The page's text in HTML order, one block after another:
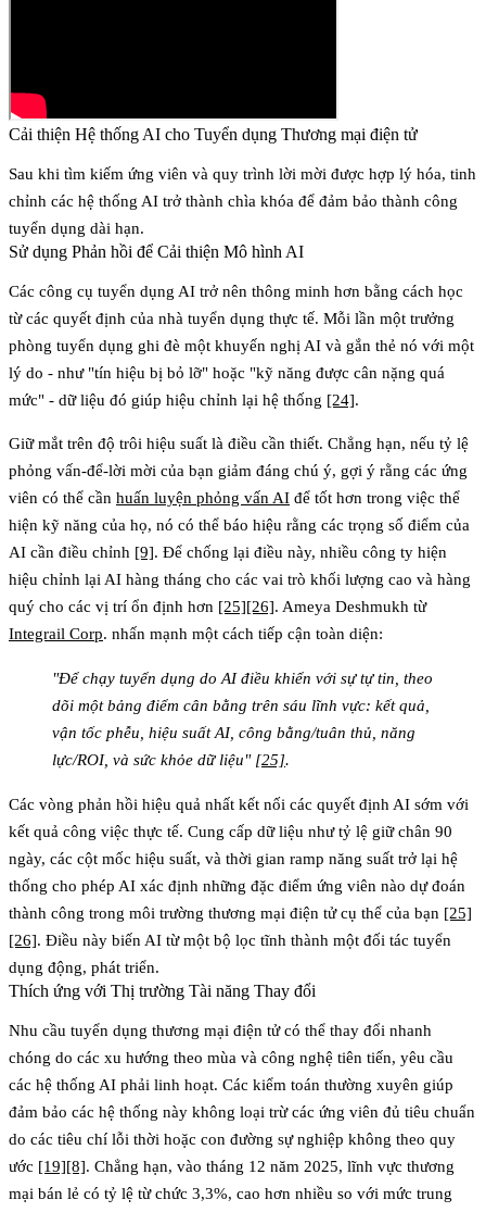
Cải thiện Hệ thống AI cho Tuyển dụng Thương mại điện tử
Sau khi tìm kiếm ứng viên và quy trình lời mời được hợp lý hóa, tinh
chỉnh các hệ thống AI trở thành chìa khóa để đảm bảo thành công
tuyển dụng dài hạn.
Sử dụng Phản hồi để Cải thiện Mô hình AI
Các công cụ tuyển dụng AI trở nên thông minh hơn bằng cách học
từ các quyết định của nhà tuyển dụng thực tế. Mỗi lần một trưởng
phòng tuyển dụng ghi đè một khuyến nghị AI và gắn thẻ nó với một
lý do - như "tín hiệu bị bỏ lỡ" hoặc "kỹ năng được cân nặng quá
mức" - dữ liệu đó giúp hiệu chỉnh lại hệ thống [24].
Giữ mắt trên độ trôi hiệu suất là điều cần thiết. Chẳng hạn, nếu tỷ lệ
phỏng vấn-để-lời mời của bạn giảm đáng chú ý, gợi ý rằng các ứng
viên có thể cần huấn luyện phỏng vấn AI để tốt hơn trong việc thể
hiện kỹ năng của họ, nó có thể báo hiệu rằng các trọng số điểm của
AI cần điều chỉnh [9]. Để chống lại điều này, nhiều công ty hiện
hiệu chỉnh lại AI hàng tháng cho các vai trò khối lượng cao và hàng
quý cho các vị trí ổn định hơn [25][26]. Ameya Deshmukh từ
Integrail Corp. nhấn mạnh một cách tiếp cận toàn diện:
"Để chạy tuyển dụng do AI điều khiển với sự tự tin, theo
dõi một bảng điểm cân bằng trên sáu lĩnh vực: kết quả,
vận tốc phễu, hiệu suất AI, công bằng/tuân thủ, năng
lực/ROI, và sức khỏe dữ liệu" [25].
Các vòng phản hồi hiệu quả nhất kết nối các quyết định AI sớm với
kết quả công việc thực tế. Cung cấp dữ liệu như tỷ lệ giữ chân 90
ngày, các cột mốc hiệu suất, và thời gian ramp năng suất trở lại hệ
thống cho phép AI xác định những đặc điểm ứng viên nào dự đoán
thành công trong môi trường thương mại điện tử cụ thể của bạn [25]
[26]. Điều này biến AI từ một bộ lọc tĩnh thành một đối tác tuyển
dụng động, phát triển.
Thích ứng với Thị trường Tài năng Thay đổi
Nhu cầu tuyển dụng thương mại điện tử có thể thay đổi nhanh
chóng do các xu hướng theo mùa và công nghệ tiên tiến, yêu cầu
các hệ thống AI phải linh hoạt. Các kiểm toán thường xuyên giúp
đảm bảo các hệ thống này không loại trừ các ứng viên đủ tiêu chuẩn
do các tiêu chí lỗi thời hoặc con đường sự nghiệp không theo quy
ước [19][8]. Chẳng hạn, vào tháng 12 năm 2025, lĩnh vực thương
mại bán lẻ có tỷ lệ từ chức 3,3%, cao hơn nhiều so với mức trung